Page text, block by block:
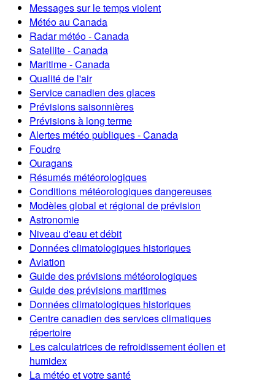
Messages sur le temps violent
Météo au Canada
Radar météo - Canada
Satellite - Canada
Maritime - Canada
Qualité de l'air
Service canadien des glaces
Prévisions saisonnières
Prévisions à long terme
Alertes météo publiques - Canada
Foudre
Ouragans
Résumés météorologiques
Conditions météorologiques dangereuses
Modèles global et régional de prévision
Astronomie
Niveau d'eau et débit
Données climatologiques historiques
Aviation
Guide des prévisions météorologiques
Guide des prévisions maritimes
Données climatologiques historiques
Centre canadien des services climatiques
répertoire
Les calculatrices de refroidissement éolien et
humidex
La météo et votre santé